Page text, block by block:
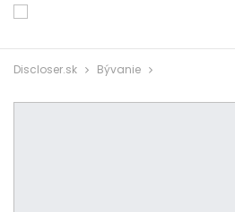
Discloser.sk Bývanie